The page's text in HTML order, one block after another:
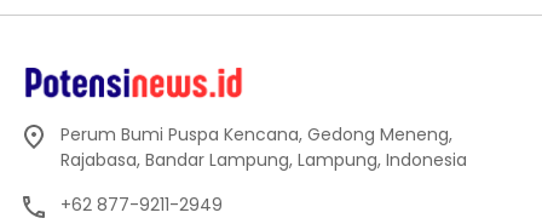
Perum Bumi Puspa Kencana, Gedong Meneng,
Rajabasa, Bandar Lampung, Lampung, Indonesia
+62 877-9211-2949